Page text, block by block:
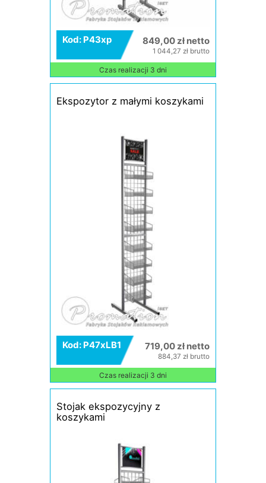
Kod: P43xp 849,00 zł netto
1 044,27 zł brutto
Czas realizacji 3 dni
Ekspozytor z małymi koszykami
Kod: P47xLB1 719,00 zł netto
884,37 zł brutto
Czas realizacji 3 dni
Stojak ekspozycyjny z
koszykami